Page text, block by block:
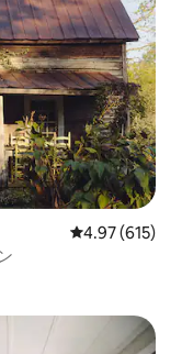
レビュー615
4.97 (615)